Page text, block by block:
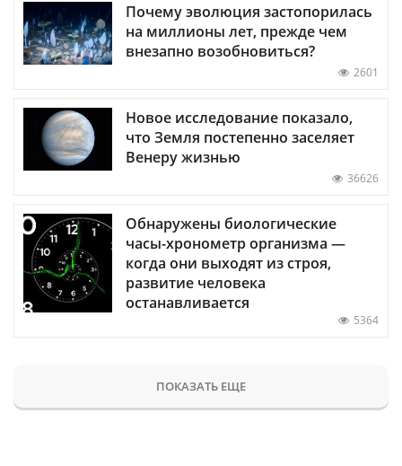
Почему эволюция застопорилась
на миллионы лет, прежде чем
внезапно возобновиться?
2601
Новое исследование показало,
что Земля постепенно заселяет
Венеру жизнью
36626
Обнаружены биологические
часы-хронометр организма —
когда они выходят из строя,
развитие человека
останавливается
5364
ПОКАЗАТЬ ЕЩЕ